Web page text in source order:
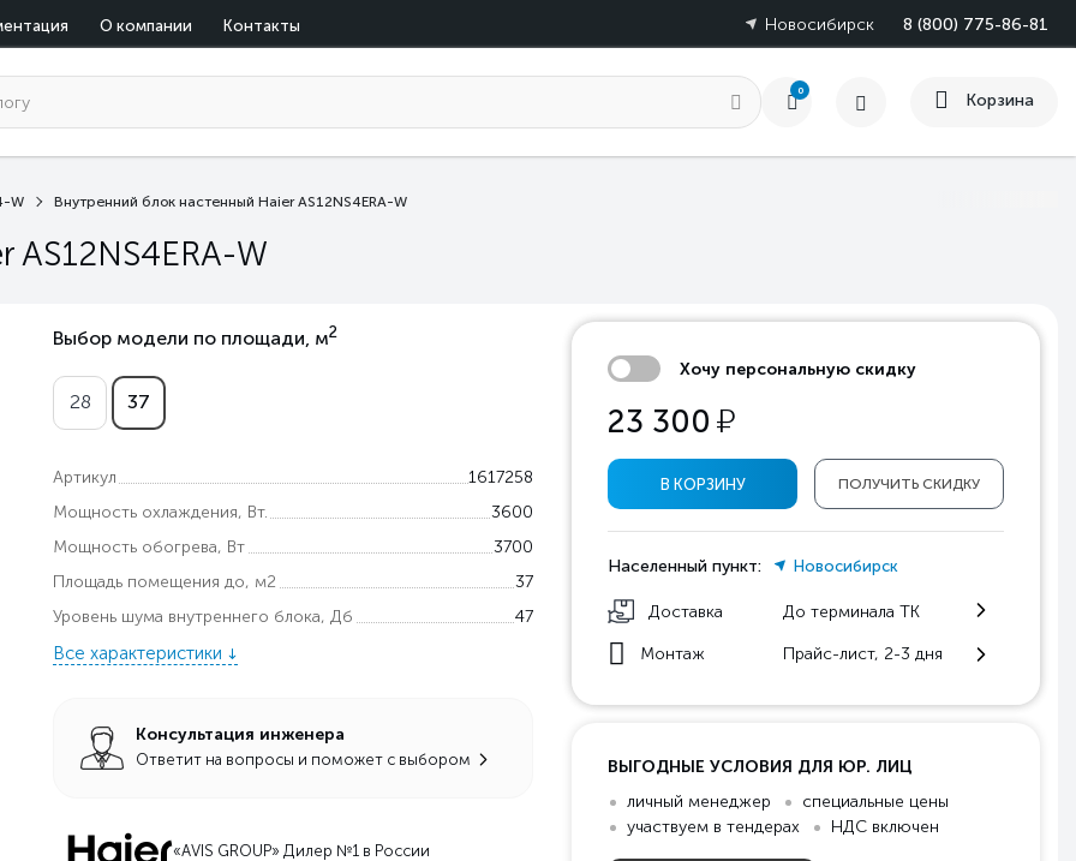
О компании Контакты 8 (800) 775-86-81
Новосибирск
0
Корзина
W Внутренний блок настенный Haier AS12NS4ERA-W
AS12NS4ERA-W
Выбор модели по площади, м2
28 37
Артикул
1617258
Мощность охлаждения, Вт.
3600
Мощность обогрева, Вт
3700
Площадь помещения до, м2
37
Уровень шума внутреннего блока, Дб
47
Все характеристики
Консультация инженера
Ответит на вопросы и поможет с выбором
«AVIS GROUP» Дилер №1 в России
Хочу персональную скидку
23 300 у
ПОЛУЧИТЬ СКИДКУ
В КОРЗИНУ
Населенный пункт: Новосибирск
Доставка До терминала ТК
Монтаж Прайс-лист, 2-3 дня
ВЫГОДНЫЕ УСЛОВИЯ ДЛЯ ЮР. ЛИЦ
личный менеджер
специальные цены
участвуем в тендерах
НДС включен